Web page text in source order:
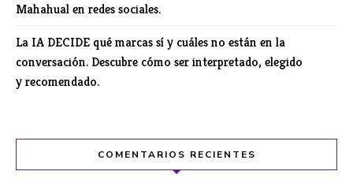
Mahahual en redes sociales.
La IA DECIDE qué marcas sí y cuáles no están en la
conversación. Descubre cómo ser interpretado, elegido
y recomendado.
COMENTARIOS RECIENTES